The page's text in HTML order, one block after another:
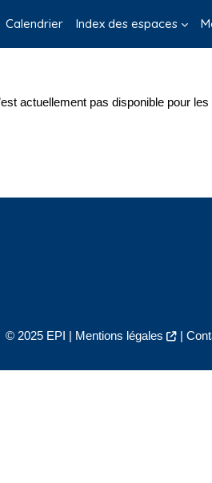
Calendrier Index des espaces
actuellement pas disponible pour les
© 2025 EPI | Mentions légales |